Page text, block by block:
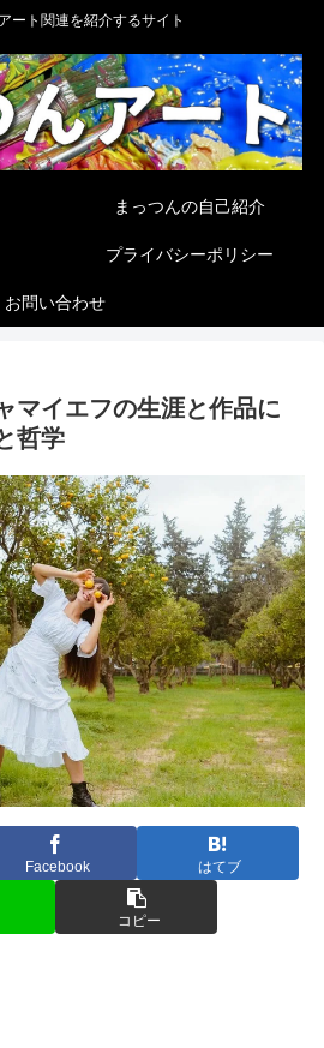
ート関連を紹介するサイト
まっつんの自己紹介
プライバシーポリシー
お問い合わせ
マイエフの生涯と作品に
哲学
Facebook はてブ
コピー